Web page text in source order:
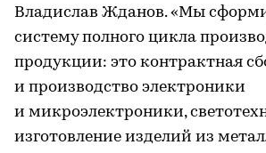
Владислав Жданов. «Мы
систему полного цикла
продукции: это контрактная
и производство электроники
и микроэлектроники,
изготовление изделий из